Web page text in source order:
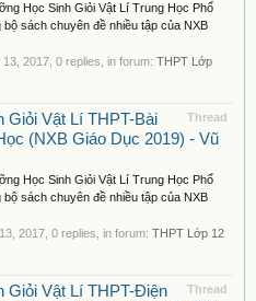
Học Sinh Giỏi Vật Lí Trung Học Phổ
sách chuyên đề nhiều tập của NXB
13, 2017 , 0 replies, in forum: THPT Lớp
Thread
Giỏi Vật Lí THPT-Bài
(NXB Giáo Dục 2019) - Vũ
Học Sinh Giỏi Vật Lí Trung Học Phổ
sách chuyên đề nhiều tập của NXB
2017 , 0 replies, in forum: THPT Lớp 12
Thread
Giỏi Vật Lí THPT-Điện